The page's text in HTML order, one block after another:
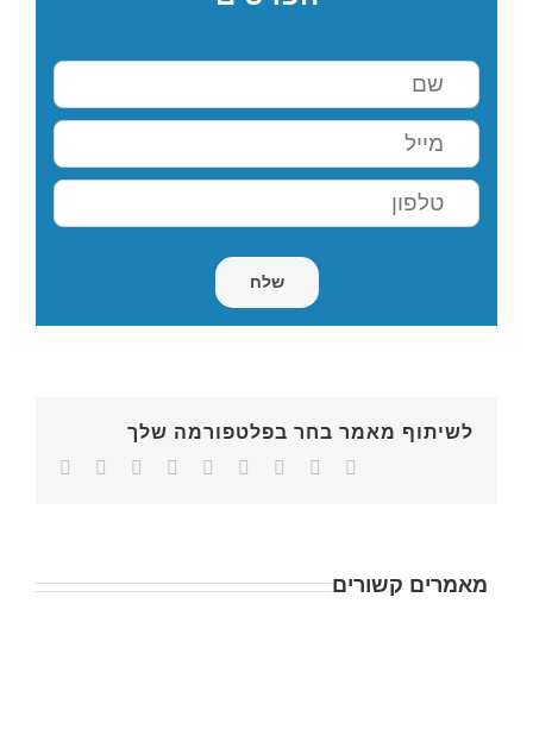
לשיתוף מאמר בחר בפלטפורמה שלך
מאמרים קשורים